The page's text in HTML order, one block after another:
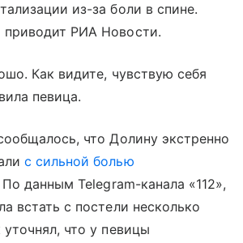
из-за боли в спине.
приводит РИА Новости.
Как видите, чувствую себя
певица.
что Долину экстренно
с сильной болью
данным Telegram-канала «112»,
встать с постели несколько
что у певицы